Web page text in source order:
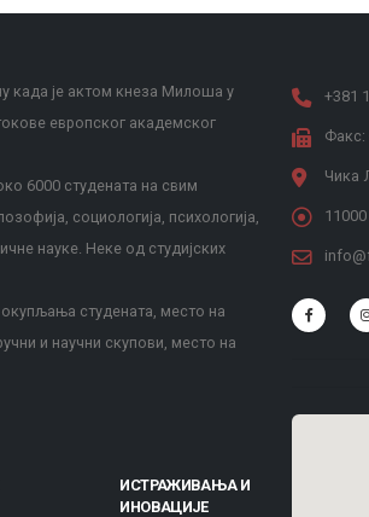
када је актом кнеза Милоша у
европског академског
6000 студената на свим
социологија, психологија,
науке. Неке од студијских
студената, место на
и научни скупови, место на
ИСТРАЖИВАЊА И
ИНОВАЦИЈЕ
+381
Факс:
Чика